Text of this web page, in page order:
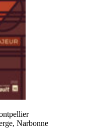
Narbonne